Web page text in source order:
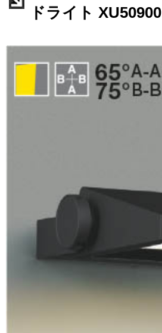
ドライト XU50900